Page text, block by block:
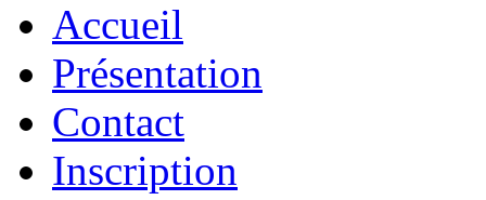
Accueil
Présentation
Contact
Inscription